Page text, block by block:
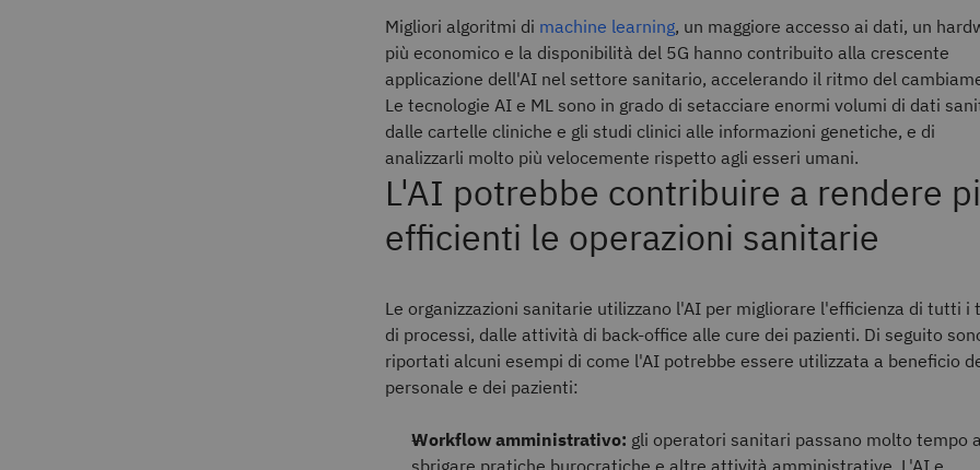
Migliori algoritmi di machine learning, un maggiore accesso ai dati, un
più economico e la disponibilità del 5G hanno contribuito alla crescente
applicazione dell'AI nel settore sanitario, accelerando il ritmo del
Le tecnologie AI e ML sono in grado di setacciare enormi volumi di dati
dalle cartelle cliniche e gli studi clinici alle informazioni genetiche, e di
analizzarli molto più velocemente rispetto agli esseri umani.
L'AI potrebbe contribuire a rendere
efficienti le operazioni sanitarie
Le organizzazioni sanitarie utilizzano l'AI per migliorare l'efficienza di tutti i
di processi, dalle attività di back-office alle cure dei pazienti. Di seguito
riportati alcuni esempi di come l'AI potrebbe essere utilizzata a beneficio
personale e dei pazienti:
Workflow amministrativo: gli operatori sanitari passano molto tempo